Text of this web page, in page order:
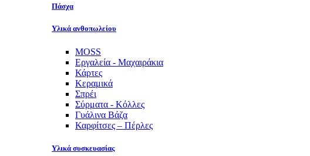
Πάσχα
Υλικά ανθοπωλείου
MOSS
Εργαλεία - Μαχαιράκια
Κάρτες
Κεραμικά
Σπρέι
Σύρματα - Κόλλες
Γυάλινα Βάζα
Καρφίτσες – Πέρλες
Υλικά συσκευασίας